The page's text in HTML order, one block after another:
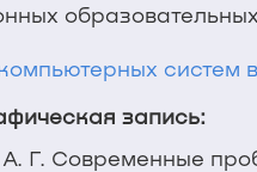
систем
запись:
Г. Современные